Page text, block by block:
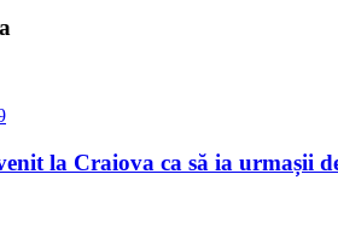
la Craiova ca să ia urmașii